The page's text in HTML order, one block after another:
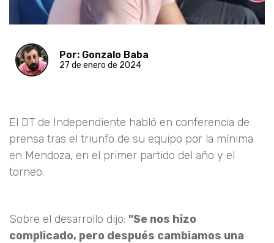
Por: Gonzalo Baba
27 de enero de 2024
El DT de Independiente habló en conferencia de
prensa tras el triunfo de su equipo por la mínima
en Mendoza, en el primer partido del año y el
torneo.
Sobre el desarrollo dijo: "Se nos hizo
complicado, pero después cambiamos una